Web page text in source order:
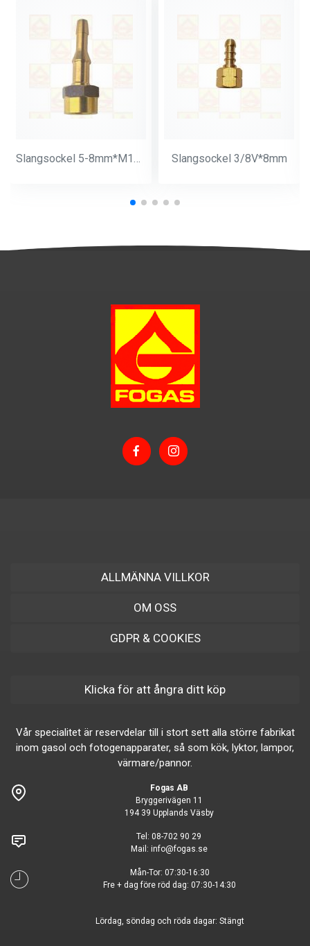
Slangsockel 5-8mm*M14*1 Slangsockel 3/8V*8mm
ALLMÄNNA VILLKOR
OM OSS
GDPR & COOKIES
Klicka för att ångra ditt köp
Vår specialitet är reservdelar till i stort sett alla större fabrikat
inom gasol och fotogenapparater, så som kök, lyktor, lampor,
värmare/pannor.
Fogas AB
Bryggerivägen 11
194 39 Upplands Väsby
Tel: 08-702 90 29
Mail: info@fogas.se
Mån-Tor: 07:30-16:30
Fre + dag före röd dag: 07:30-14:30
Lördag, söndag och röda dagar: Stängt